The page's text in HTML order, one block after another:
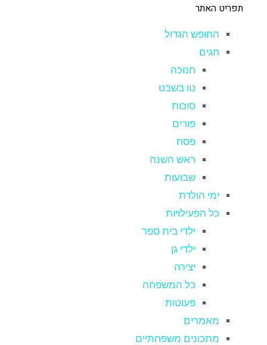
תפריט האתר
החופש הגדול
חגים
חנוכה
טו בשבט
סוכות
פורים
פסח
ראש השנה
שבועות
ימי הולדת
כל הפעילויות
ילדי בית ספר
ילדי גן
יצירה
כל המשפחה
פעוטות
מאמרים
מתכונים משפחתיים